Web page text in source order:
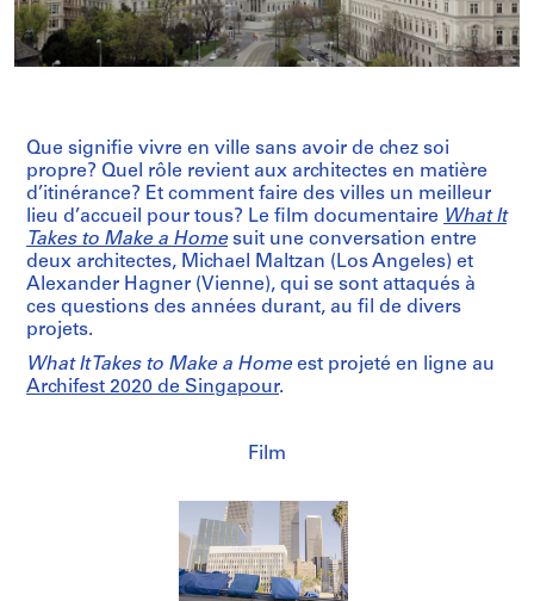
Que signifie vivre en ville sans avoir de chez soi
propre? Quel rôle revient aux architectes en matière
d’itinérance? Et comment faire des villes un meilleur
lieu d’accueil pour tous? Le film documentaire What It
Takes to Make a Homesuit une conversation entre
deux architectes, Michael Maltzan (Los Angeles) et
Alexander Hagner (Vienne), qui se sont attaqués à
ces questions des années durant, au fil de divers
projets.
What It Takes to Make a Homeest projeté en ligne au
Archifest 2020 de Singapour.
Film